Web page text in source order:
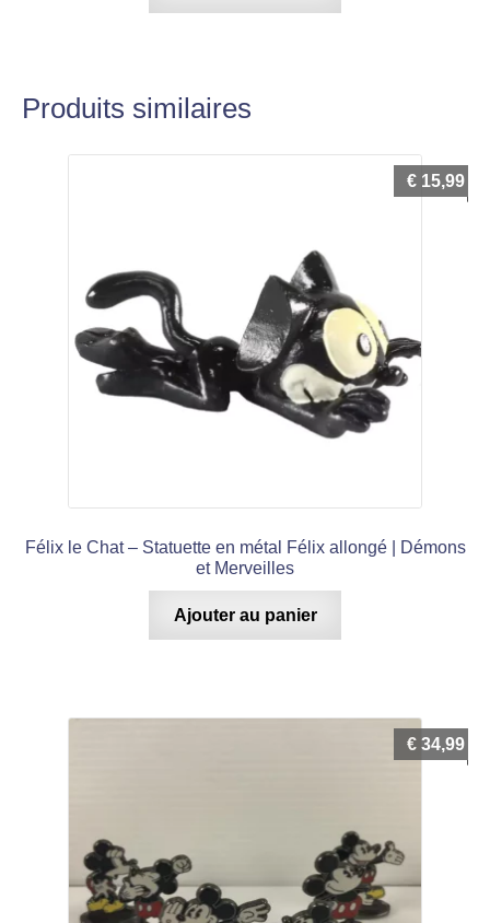
Produits similaires
Félix le Chat – Statuette en métal Félix allongé | Démons
et Merveilles
€ 15,99
Ajouter au panier
€ 34,99